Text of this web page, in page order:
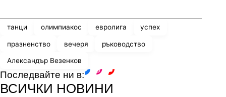
танци олимпиакос евролига успех
празненство вечеря ръководство
Александър Везенков
Последвайте ни в:
ВСИЧКИ НОВИНИ